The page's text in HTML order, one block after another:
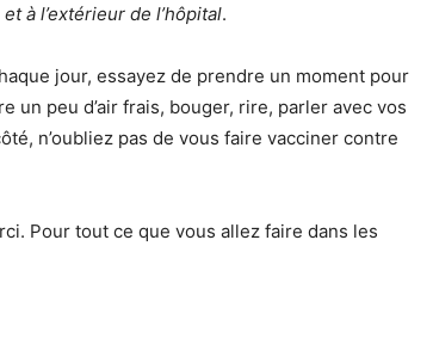
à l’extérieur de l’hôpital.
jour, essayez de prendre un moment pour
un peu d’air frais, bouger, rire, parler avec vos
n’oubliez pas de vous faire vacciner contre
Pour tout ce que vous allez faire dans les